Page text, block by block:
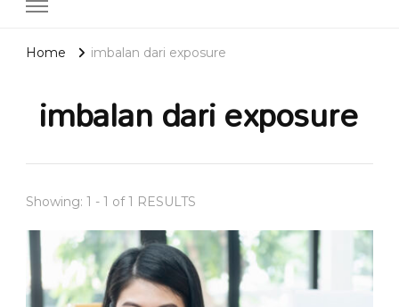
Home imbalan dari exposure
imbalan dari exposure
Showing: 1 - 1 of 1 RESULTS